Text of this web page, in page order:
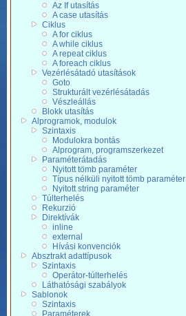
Az If utasítás
A case utasítás
Ciklus
A for ciklus
A while ciklus
A repeat ciklus
A foreach ciklus
Vezérlésátadó utasítások
Goto
Strukturált vezérlésátadás
Vészleállás
Blokk utasítás
Alprogramok, modulok
Szintaxis
Modulokra bontás
Alprogram, programszerkezet
Paraméterátadás
Nyitott tömb paraméter
Típus nélküli nyitott tömb paraméter
Nyitott string paraméter
Túlterhelés
Rekurzió
Direktívák
inline
external
Hívási konvenciók
Absztrakt adattípusok
Szintaxis
Operátor-túlterhelés
Láthatósági szabályok
Sablonok
Szintaxis
Paraméterek